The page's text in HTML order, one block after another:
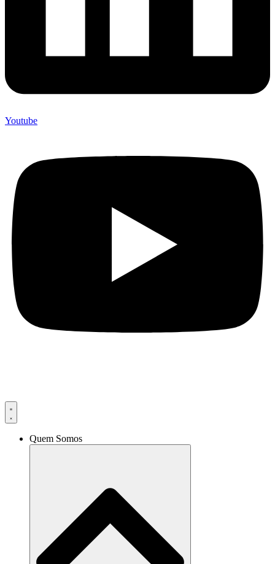
Youtube
Quem Somos